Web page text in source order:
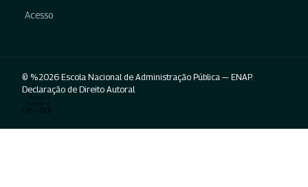
Acesso
© %2026 Escola Nacional de Administração Pública — ENAP.
Declaração de Direito Autoral